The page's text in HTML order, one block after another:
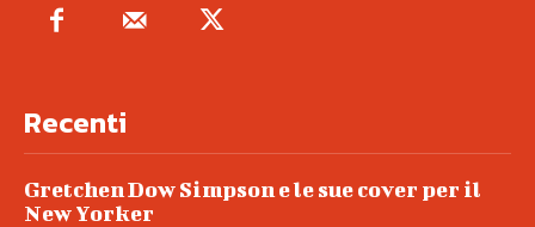
Recenti
Gretchen Dow Simpson e le sue cover per il
New Yorker